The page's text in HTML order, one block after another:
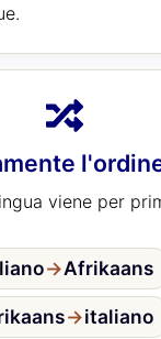
viene per
→Afrikaans
→italiano